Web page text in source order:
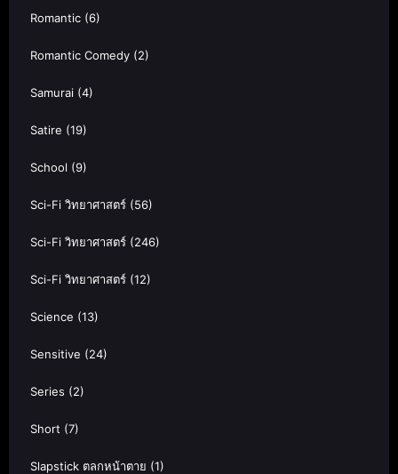
Romantic (6)
Romantic Comedy (2)
Samurai (4)
Satire (19)
School (9)
Sci-Fi วิทยาศาสตร์ (56)
Sci-Fi วิทยาศาสตร์ (246)
Sci-Fi วิทยาศาสตร์ (12)
Science (13)
Sensitive (24)
Series (2)
Short (7)
Slapstick ตลกหน้าตาย (1)